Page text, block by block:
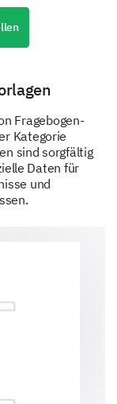
better for
Fragebogen-
Kategorie
sind sorgfältig
Daten für
und